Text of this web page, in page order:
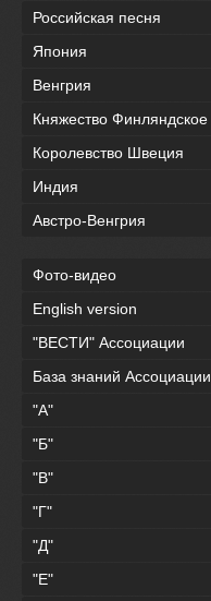
Российская песня
Япония
Венгрия
Княжество Финляндское
Королевство Швеция
Индия
Австро-Венгрия
Фото-видео
English version
"ВЕСТИ" Ассоциации
База знаний Ассоциации
"А"
"Б"
"В"
"Г"
"Д"
"Е"